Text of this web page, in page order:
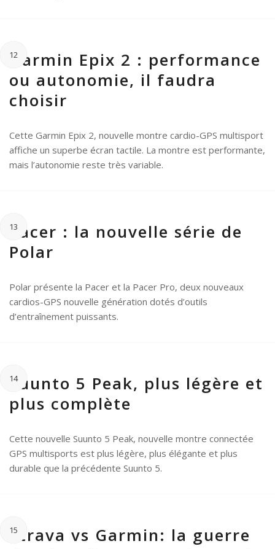
12
Garmin Epix 2 : performance
ou autonomie, il faudra
choisir
Cette Garmin Epix 2, nouvelle montre cardio-GPS multisport
affiche un superbe écran tactile. La montre est performante,
mais l’autonomie reste très variable.
13
Pacer : la nouvelle série de
Polar
Polar présente la Pacer et la Pacer Pro, deux nouveaux
cardios-GPS nouvelle génération dotés d’outils
d’entraînement puissants.
14
Suunto 5 Peak, plus légère et
plus complète
Cette nouvelle Suunto 5 Peak, nouvelle montre connectée
GPS multisports est plus légère, plus élégante et plus
durable que la précédente Suunto 5.
15
Strava vs Garmin: la guerre